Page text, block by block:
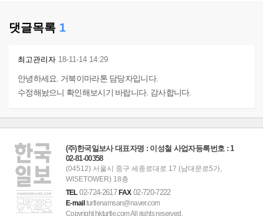
댓글목록 1
최고관리자 18-11-14 14:29
안녕하세요. 거북이마라톤 담당자입니다.
수정해놨으니 확인해보시기 바랍니다. 감사합니다.
(주)한국일보사 대표자명 : 이성철 사업자등록번호 : 1
02-81-00358
(04512) 서울시 중구 세종로대로 17 (남대문로5가,
WISETOWER) 18층
TEL02-724-2617FAX02-720-7222
E-mailturtlenamsan@naver.com
Copyright hkturtle.com All rights reserved.